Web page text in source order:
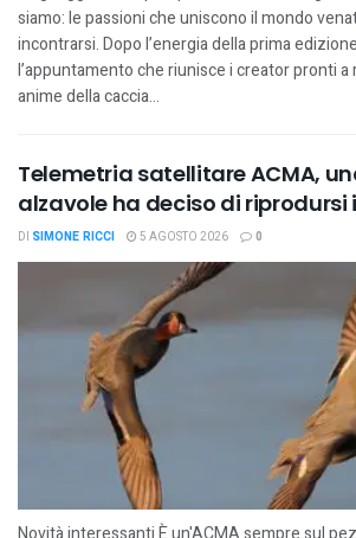
siamo: le passioni che uniscono il mondo
incontrarsi. Dopo l’energia della prima
l’appuntamento che riunisce i creator pronti
anime della caccia...
Telemetria satellitare ACMA,
alzavole ha deciso di riprodursi
DI SIMONE RICCI 5 AGOSTO 2026 0